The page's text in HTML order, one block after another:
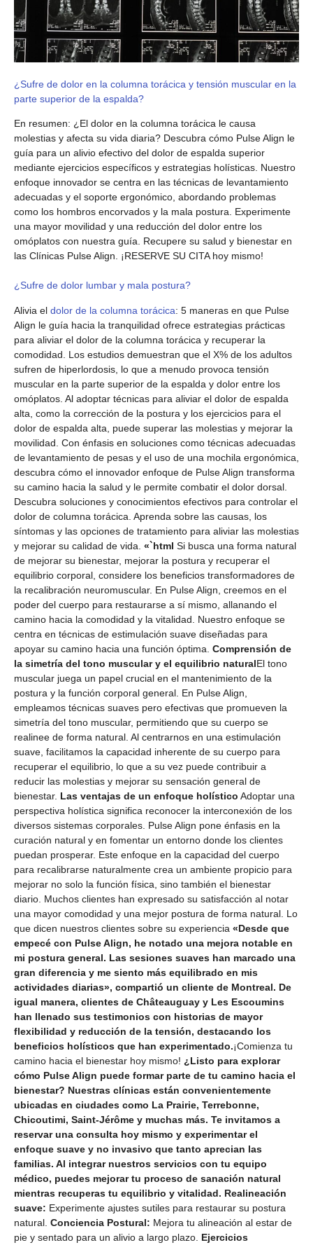
¿Sufre de dolor en la columna torácica y tensión muscular en la
parte superior de la espalda?
En resumen: ¿El dolor en la columna torácica le causa
molestias y afecta su vida diaria? Descubra cómo Pulse Align le
guía para un alivio efectivo del dolor de espalda superior
mediante ejercicios específicos y estrategias holísticas. Nuestro
enfoque innovador se centra en las técnicas de levantamiento
adecuadas y el soporte ergonómico, abordando problemas
como los hombros encorvados y la mala postura. Experimente
una mayor movilidad y una reducción del dolor entre los
omóplatos con nuestra guía. Recupere su salud y bienestar en
las Clínicas Pulse Align. ¡RESERVE SU CITA hoy mismo!
¿Sufre de dolor lumbar y mala postura?
Alivia el dolor de la columna torácica: 5 maneras en que Pulse
Align le guía hacia la tranquilidad ofrece estrategias prácticas
para aliviar el dolor de la columna torácica y recuperar la
comodidad. Los estudios demuestran que el X% de los adultos
sufren de hiperlordosis, lo que a menudo provoca tensión
muscular en la parte superior de la espalda y dolor entre los
omóplatos. Al adoptar técnicas para aliviar el dolor de espalda
alta, como la corrección de la postura y los ejercicios para el
dolor de espalda alta, puede superar las molestias y mejorar la
movilidad. Con énfasis en soluciones como técnicas adecuadas
de levantamiento de pesas y el uso de una mochila ergonómica,
descubra cómo el innovador enfoque de Pulse Align transforma
su camino hacia la salud y le permite combatir el dolor dorsal.
Descubra soluciones y conocimientos efectivos para controlar el
dolor de columna torácica. Aprenda sobre las causas, los
síntomas y las opciones de tratamiento para aliviar las molestias
y mejorar su calidad de vida. «`html Si busca una forma natural
de mejorar su bienestar, mejorar la postura y recuperar el
equilibrio corporal, considere los beneficios transformadores de
la recalibración neuromuscular. En Pulse Align, creemos en el
poder del cuerpo para restaurarse a sí mismo, allanando el
camino hacia la comodidad y la vitalidad. Nuestro enfoque se
centra en técnicas de estimulación suave diseñadas para
apoyar su camino hacia una función óptima. Comprensión de
la simetría del tono muscular y el equilibrio naturalEl tono
muscular juega un papel crucial en el mantenimiento de la
postura y la función corporal general. En Pulse Align,
empleamos técnicas suaves pero efectivas que promueven la
simetría del tono muscular, permitiendo que su cuerpo se
realinee de forma natural. Al centrarnos en una estimulación
suave, facilitamos la capacidad inherente de su cuerpo para
recuperar el equilibrio, lo que a su vez puede contribuir a
reducir las molestias y mejorar su sensación general de
bienestar. Las ventajas de un enfoque holístico Adoptar una
perspectiva holística significa reconocer la interconexión de los
diversos sistemas corporales. Pulse Align pone énfasis en la
curación natural y en fomentar un entorno donde los clientes
puedan prosperar. Este enfoque en la capacidad del cuerpo
para recalibrarse naturalmente crea un ambiente propicio para
mejorar no solo la función física, sino también el bienestar
diario. Muchos clientes han expresado su satisfacción al notar
una mayor comodidad y una mejor postura de forma natural. Lo
que dicen nuestros clientes sobre su experiencia «Desde que
empecé con Pulse Align, he notado una mejora notable en
mi postura general. Las sesiones suaves han marcado una
gran diferencia y me siento más equilibrado en mis
actividades diarias», compartió un cliente de Montreal. De
igual manera, clientes de Châteauguay y Les Escoumins
han llenado sus testimonios con historias de mayor
flexibilidad y reducción de la tensión, destacando los
beneficios holísticos que han experimentado.¡Comienza tu
camino hacia el bienestar hoy mismo! ¿Listo para explorar
cómo Pulse Align puede formar parte de tu camino hacia el
bienestar? Nuestras clínicas están convenientemente
ubicadas en ciudades como La Prairie, Terrebonne,
Chicoutimi, Saint-Jérôme y muchas más. Te invitamos a
reservar una consulta hoy mismo y experimentar el
enfoque suave y no invasivo que tanto aprecian las
familias. Al integrar nuestros servicios con tu equipo
médico, puedes mejorar tu proceso de sanación natural
mientras recuperas tu equilibrio y vitalidad. Realineación
suave: Experimente ajustes sutiles para restaurar su postura
natural. Conciencia Postural: Mejora tu alineación al estar de
pie y sentado para un alivio a largo plazo. Ejercicios